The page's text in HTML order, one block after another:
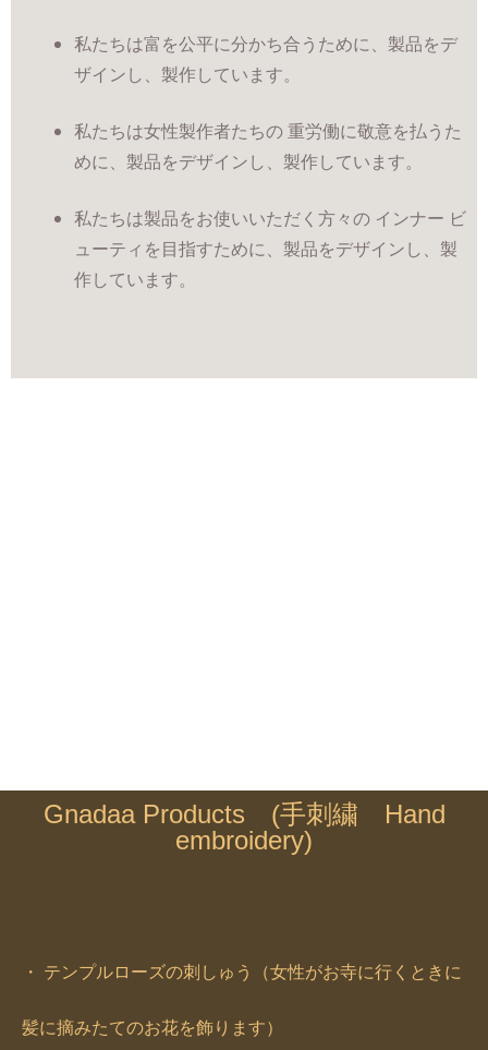
私たちは富を公平に分かち合うために、製品をデ
ザインし、製作しています。
私たちは女性製作者たちの 重労働に敬意を払うた
めに、製品をデザインし、製作しています。
私たちは製品をお使いいただく方々の インナー ビ
ューティを目指すために、製品をデザインし、製
作しています。
Gnadaa Products (手刺繍 Hand
embroidery)
・ テンプルローズの刺しゅう（女性がお寺に行くときに
髪に摘みたてのお花を飾ります）